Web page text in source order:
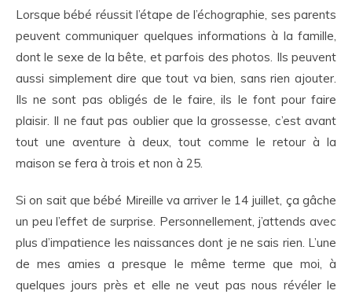
Lorsque bébé réussit l’étape de l’échographie, ses parents
peuvent communiquer quelques informations à la famille,
dont le sexe de la bête, et parfois des photos. Ils peuvent
aussi simplement dire que tout va bien, sans rien ajouter.
Ils ne sont pas obligés de le faire, ils le font pour faire
plaisir. Il ne faut pas oublier que la grossesse, c’est avant
tout une aventure à deux, tout comme le retour à la
maison se fera à trois et non à 25.
Si on sait que bébé Mireille va arriver le 14 juillet, ça gâche
un peu l’effet de surprise. Personnellement, j’attends avec
plus d’impatience les naissances dont je ne sais rien. L’une
de mes amies a presque le même terme que moi, à
quelques jours près et elle ne veut pas nous révéler le